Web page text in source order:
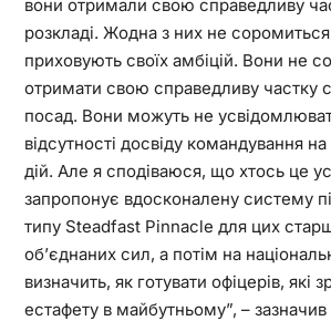
вони отримали свою справедливу
розкладі. Жодна з них не
приховують своїх амбіцій. Вони не
отримати свою справедливу частку
посад. Вони можуть не
відсутності досвіду командування
дій. Але я сподіваюся, що хтось це
запропонує вдосконалену систему
типу Steadfast Pinnacle для цих
об’єднаних сил, а потім на
визначить, як готувати офіцерів,
естафету в майбутньому”, – зазначив